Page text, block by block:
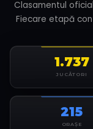
Clasamentul
Fiecare etapă
1.737
JUCĂTORI
215
ORAȘE